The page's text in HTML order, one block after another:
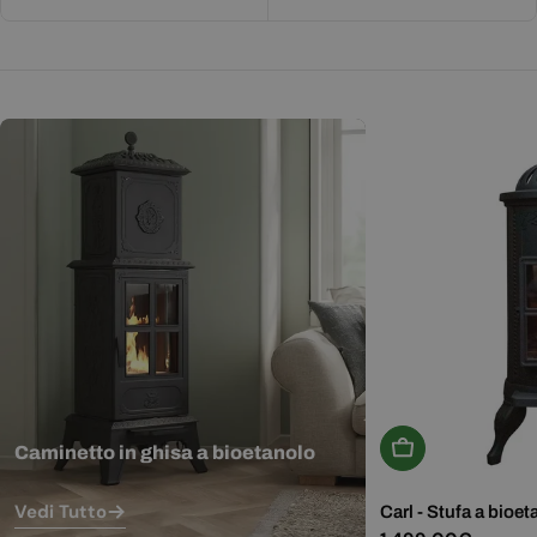
Caminetto in ghisa a bioetanolo
Vedi Tutto
Aggiungi Al
Carl - Stufa a